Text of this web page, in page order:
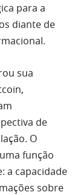
para a
diante de
sua
de
O
função
a capacidade
sobre